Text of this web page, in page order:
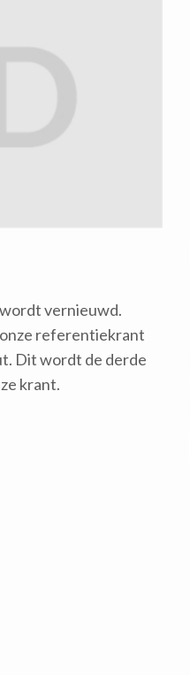
vernieuwd.
referentiekrant
Dit wordt de derde
krant.